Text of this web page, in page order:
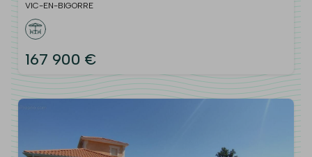
VIC-EN-BIGORRE
167 900 €